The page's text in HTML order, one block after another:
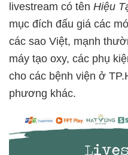
livestream có tên Hiệu
mục đích đấu giá các
các sao Việt, mạnh
máy tạo oxy, các phụ
cho các bệnh viện ở
phương khác.